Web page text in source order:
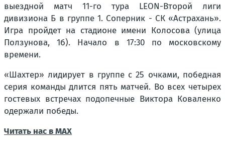
выездной матч 11-го тура LEON-Второй лиги
дивизиона Б в группе 1. Соперник - СК «Астрахань».
Игра пройдет на стадионе имени Колосова (улица
Ползунова, 1б). Начало в 17:30 по московскому
времени.
«Шахтер» лидирует в группе с 25 очками, победная
серия команды длится пять матчей. Во всех четырех
гостевых встречах подопечные Виктора Коваленко
одержали победы.
Читать нас в МАХ